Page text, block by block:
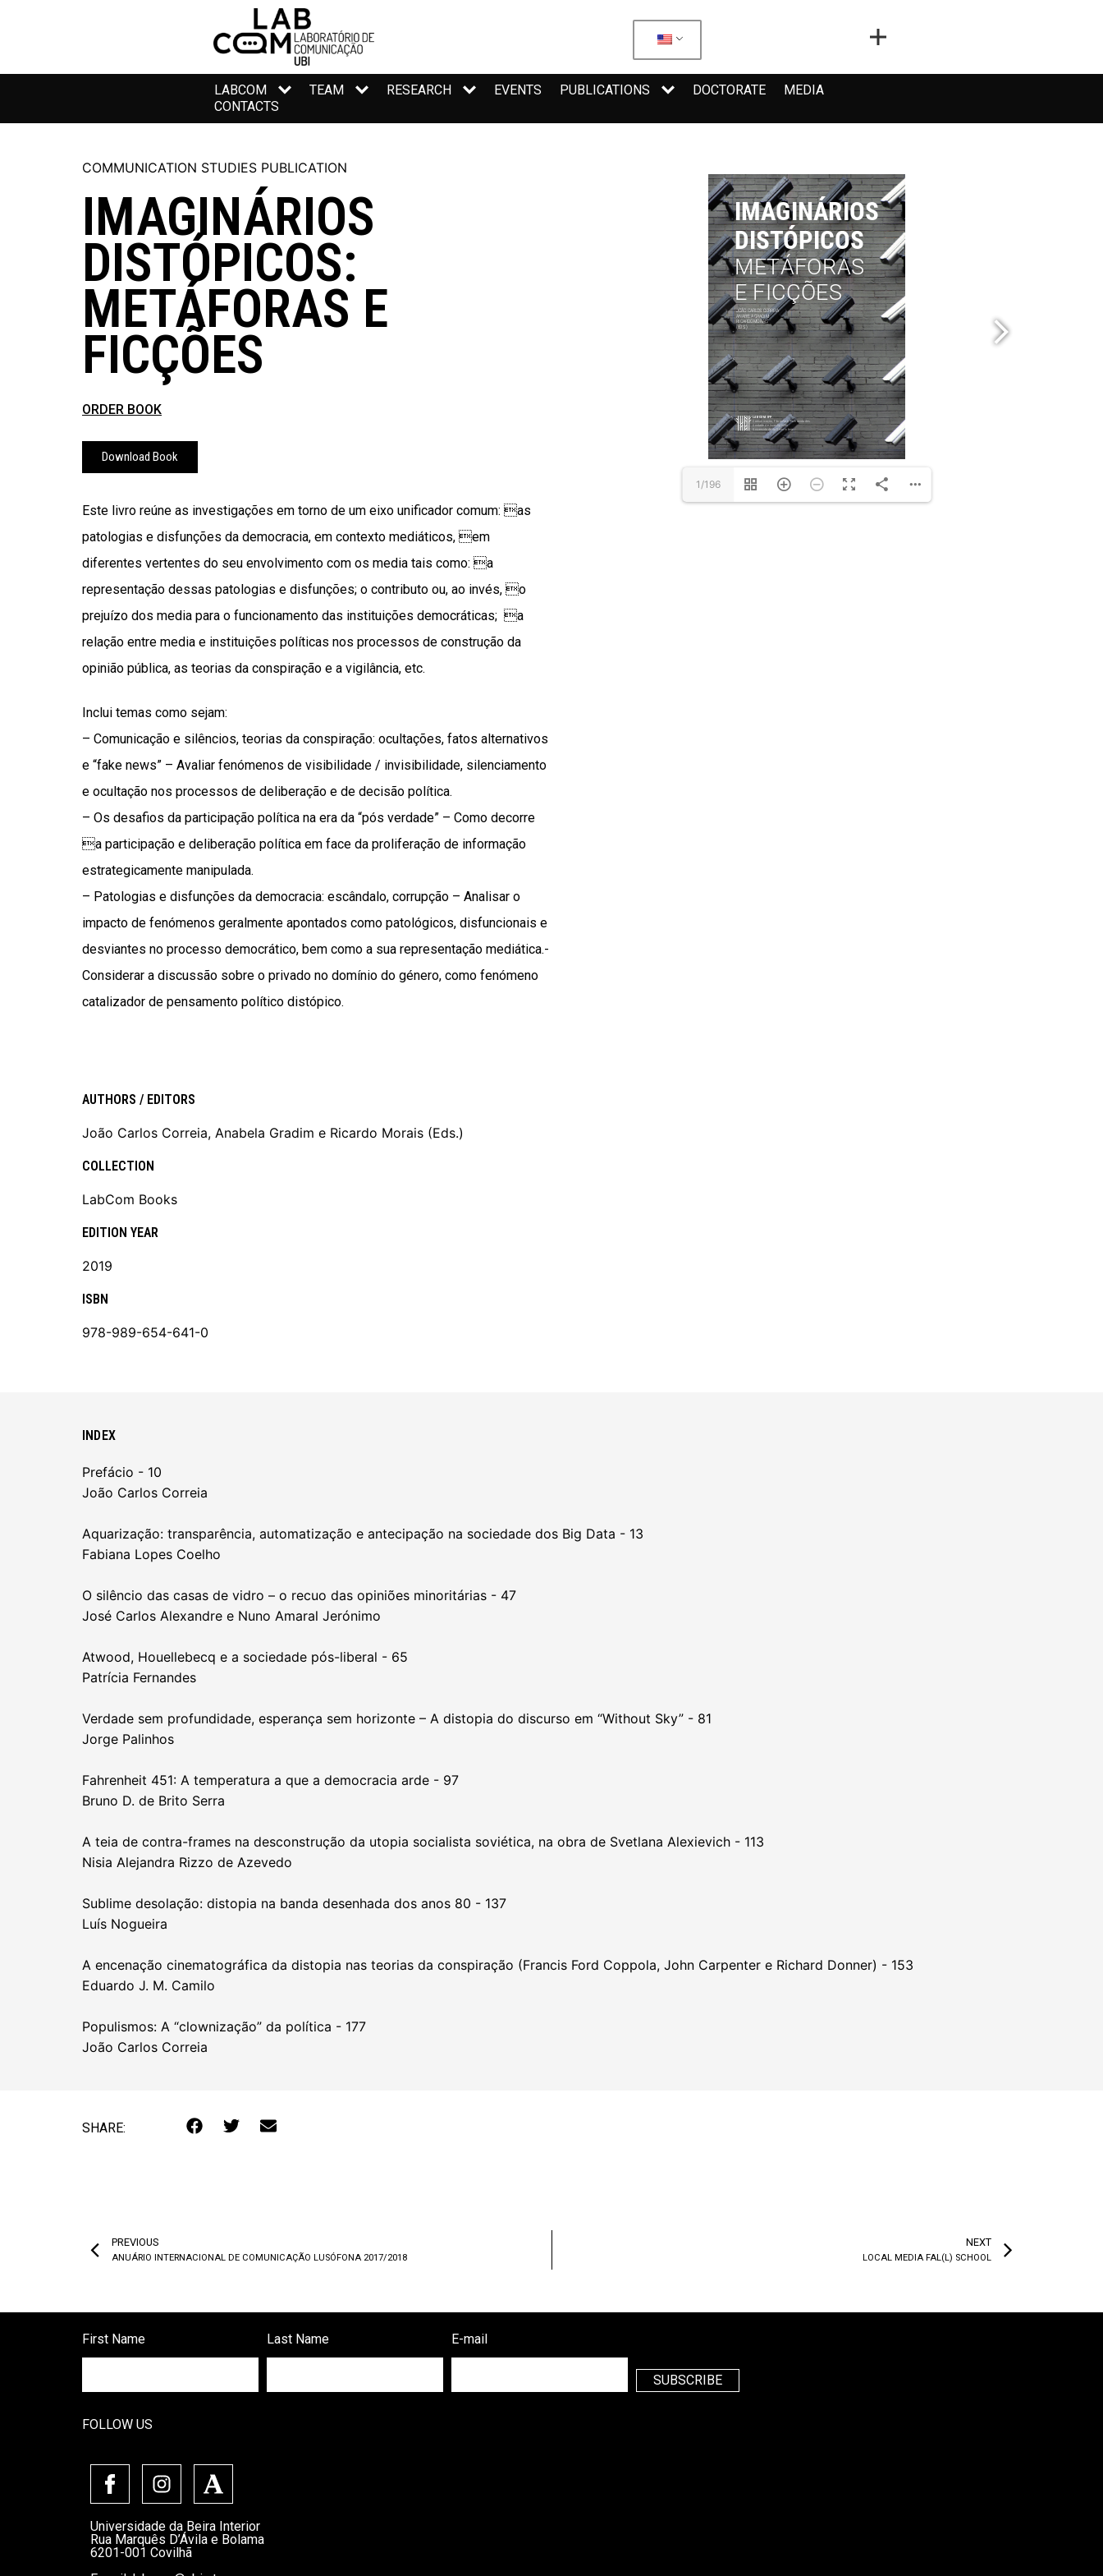
LABCOM TEAM RESEARCH EVENTS PUBLICATIONS DOCTORATE
MEDIA
CONTACTS
COMMUNICATION STUDIES PUBLICATION
IMAGINÁRIOS
DISTÓPICOS:
METÁFORAS E
FICÇÕES
ORDER BOOK
Download Book
Este livro reúne as investigações em torno de um eixo unificador comum: as
patologias e disfunções da democracia, em contexto mediáticos, em
diferentes vertentes do seu envolvimento com os media tais como: a
representação dessas patologias e disfunções; o contributo ou, ao invés, o
prejuízo dos media para o funcionamento das instituições democráticas; a
relação entre media e instituições políticas nos processos de construção da
opinião pública, as teorias da conspiração e a vigilância, etc.
Inclui temas como sejam:
– Comunicação e silêncios, teorias da conspiração: ocultações, fatos alternativos
e “fake news” – Avaliar fenómenos de visibilidade / invisibilidade, silenciamento
e ocultação nos processos de deliberação e de decisão política.
– Os desafios da participação política na era da “pós verdade” – Como decorre
a participação e deliberação política em face da proliferação de informação
estrategicamente manipulada.
– Patologias e disfunções da democracia: escândalo, corrupção – Analisar o
impacto de fenómenos geralmente apontados como patológicos, disfuncionais e
desviantes no processo democrático, bem como a sua representação mediática.-
Considerar a discussão sobre o privado no domínio do género, como fenómeno
catalizador de pensamento político distópico.
AUTHORS / EDITORS
João Carlos Correia, Anabela Gradim e Ricardo Morais (Eds.)
COLLECTION
LabCom Books
EDITION YEAR
2019
ISBN
978-989-654-641-0
1/196
INDEX
Prefácio - 10
João Carlos Correia
Aquarização: transparência, automatização e antecipação na sociedade dos Big Data - 13
Fabiana Lopes Coelho
O silêncio das casas de vidro – o recuo das opiniões minoritárias - 47
José Carlos Alexandre e Nuno Amaral Jerónimo
Atwood, Houellebecq e a sociedade pós-liberal - 65
Patrícia Fernandes
Verdade sem profundidade, esperança sem horizonte – A distopia do discurso em “Without Sky” - 81
Jorge Palinhos
Fahrenheit 451: A temperatura a que a democracia arde - 97
Bruno D. de Brito Serra
A teia de contra-frames na desconstrução da utopia socialista soviética, na obra de Svetlana Alexievich - 113
Nisia Alejandra Rizzo de Azevedo
Sublime desolação: distopia na banda desenhada dos anos 80 - 137
Luís Nogueira
A encenação cinematográfica da distopia nas teorias da conspiração (Francis Ford Coppola, John Carpenter e Richard Donner) - 153
Eduardo J. M. Camilo
Populismos: A “clownização” da política - 177
João Carlos Correia
SHARE:
PREVIOUS
ANUÁRIO INTERNACIONAL DE COMUNICAÇÃO LUSÓFONA 2017/2018
NEXT
LOCAL MEDIA FAL(L) SCHOOL
First Name Last Name E-mail
SUBSCRIBE
FOLLOW US
Universidade da Beira Interior
Rua Marquês D’Ávila e Bolama
6201-001 Covilhã